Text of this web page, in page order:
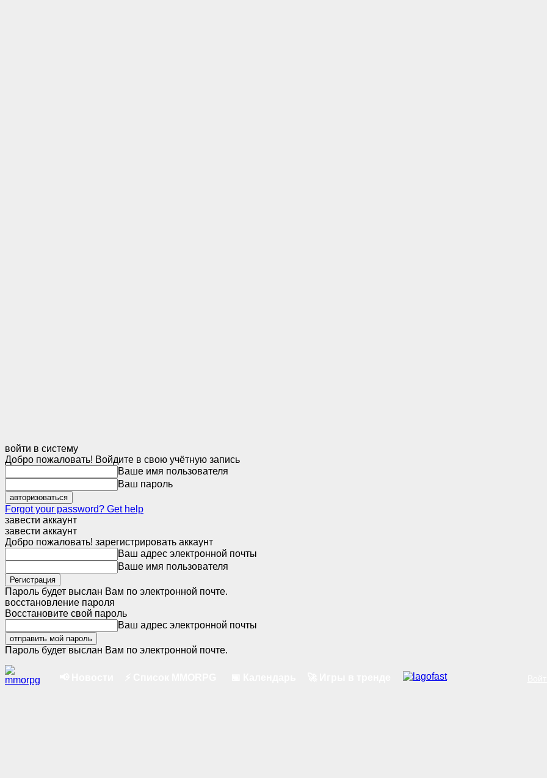
войти в систему
Добро пожаловать! Войдите в свою учётную запись
Ваше имя пользователя
Ваш пароль
Forgot your password? Get help
завести аккаунт
завести аккаунт
Добро пожаловать! зарегистрировать аккаунт
Ваш адрес электронной почты
Ваше имя пользователя
Пароль будет выслан Вам по электронной почте.
восстановление пароля
Восстановите свой пароль
Ваш адрес электронной почты
Пароль будет выслан Вам по электронной почте.